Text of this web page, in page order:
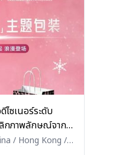
ซเนอร์ระดับ
างไวรัลด้วยบรรจุ
/ Hong Kong /